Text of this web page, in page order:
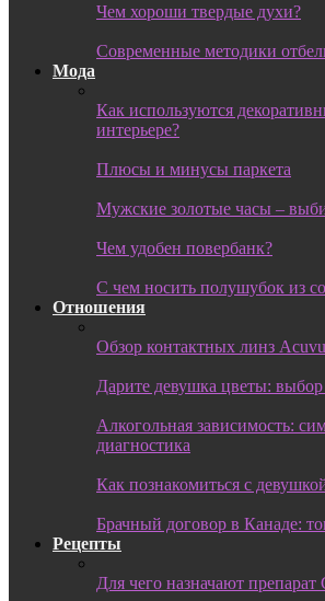
Чем хороши твердые духи?
Современные методики
Мода
Как используются
интерьере?
Плюсы и минусы паркета
Мужские золотые часы –
Чем удобен повербанк?
С чем носить полушубок из
Отношения
Обзор контактных линз
Дарите девушка цветы: выбор
Алкогольная зависимость:
диагностика
Как познакомиться с
Брачный договор в Канаде:
Рецепты
Для чего назначают препарат